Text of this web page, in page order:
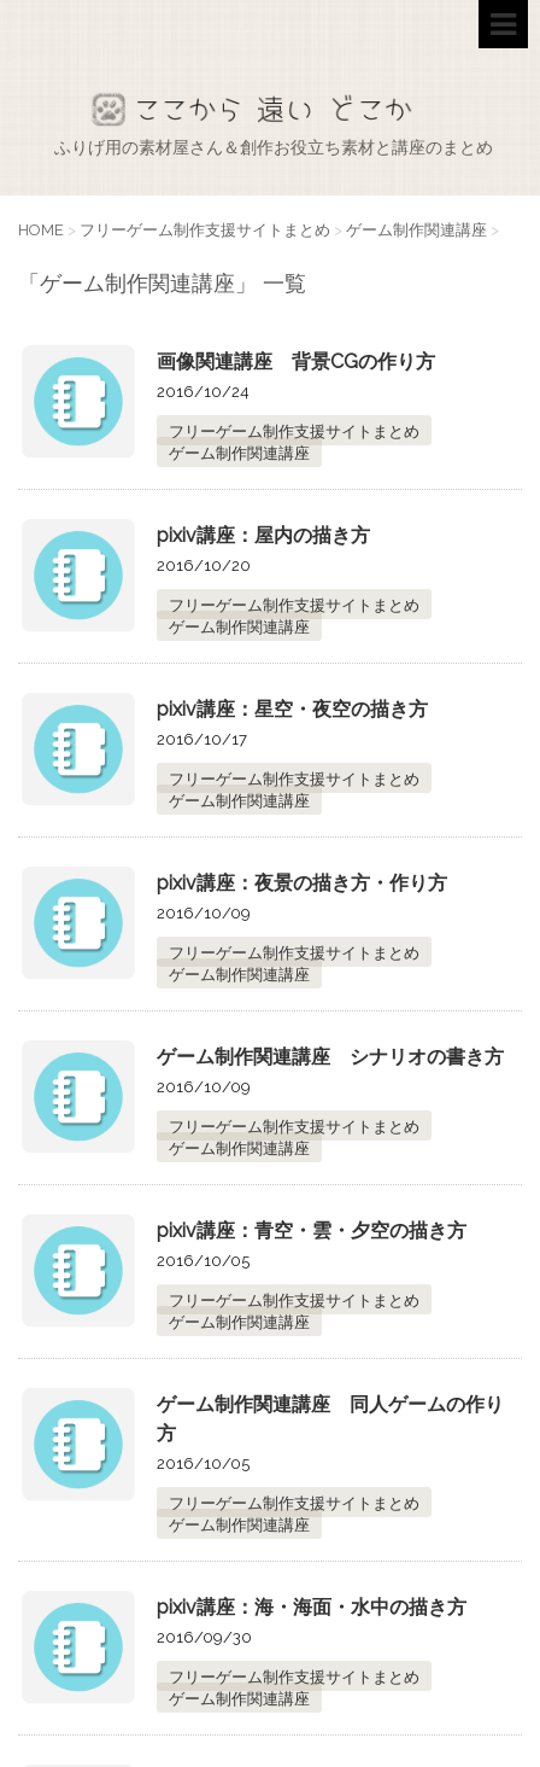
ふりげ用の素材屋さん＆創作お役立ち素材と講座のまとめ
HOME > フリーゲーム制作支援サイトまとめ > ゲーム制作関連講座 >
「ゲーム制作関連講座」 一覧
画像関連講座 背景CGの作り方
2016/10/24
フリーゲーム制作支援サイトまとめ
ゲーム制作関連講座
pixiv講座：屋内の描き方
2016/10/20
フリーゲーム制作支援サイトまとめ
ゲーム制作関連講座
pixiv講座：星空・夜空の描き方
2016/10/17
フリーゲーム制作支援サイトまとめ
ゲーム制作関連講座
pixiv講座：夜景の描き方・作り方
2016/10/09
フリーゲーム制作支援サイトまとめ
ゲーム制作関連講座
ゲーム制作関連講座 シナリオの書き方
2016/10/09
フリーゲーム制作支援サイトまとめ
ゲーム制作関連講座
pixiv講座：青空・雲・夕空の描き方
2016/10/05
フリーゲーム制作支援サイトまとめ
ゲーム制作関連講座
ゲーム制作関連講座 同人ゲームの作り
方
2016/10/05
フリーゲーム制作支援サイトまとめ
ゲーム制作関連講座
pixiv講座：海・海面・水中の描き方
2016/09/30
フリーゲーム制作支援サイトまとめ
ゲーム制作関連講座